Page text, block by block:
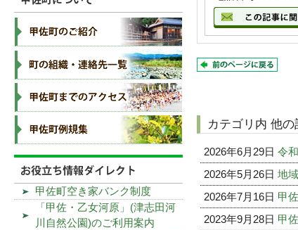
カテゴリ内 他の
2026年6月29日 令
2026年5月26日 地
2026年7月16日 甲
2023年9月28日 甲
甲佐町空き家バンク制度
「甲佐・乙女河原」(津志田河
川自然公園)のご利用案内